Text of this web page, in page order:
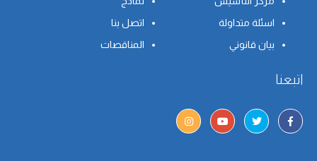
اسئلة متداولة
اتصل بنا
بيان قانوني
المناقصات
اتبعنا